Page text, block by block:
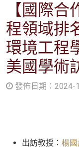
【國際
程領域排
環境工程
美國學術
發佈日期：2024-
出訪教授： 楊國